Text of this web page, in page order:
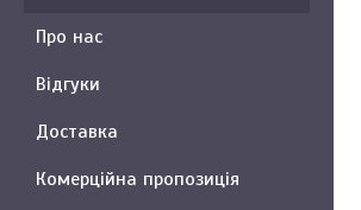
Про нас
Відгуки
Доставка
Комерційна пропозиція